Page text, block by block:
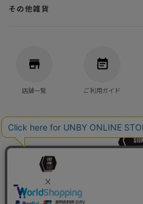
その他雑貨
店舗一覧 ご利用ガイド